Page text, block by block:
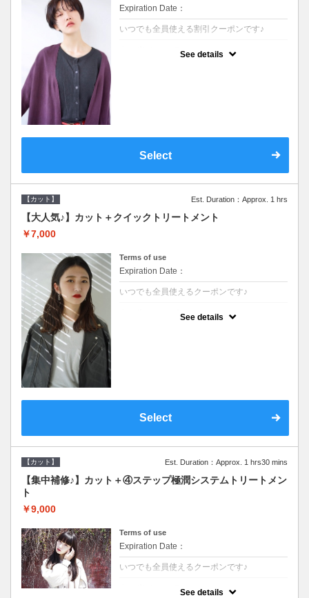
Expiration Date：
いつでも全員使える割引クーポンです♪
See details
Select
【カット】 Est. Duration：Approx. 1 hrs
【大人気♪】カット＋クイックトリートメント
￥7,000
Terms of use
Expiration Date：
いつでも全員使えるクーポンです♪
See details
Select
【カット】 Est. Duration：Approx. 1 hrs30 mins
【集中補修♪】カット＋④ステップ極潤システムトリートメン
ト
￥9,000
Terms of use
Expiration Date：
いつでも全員使えるクーポンです♪
See details